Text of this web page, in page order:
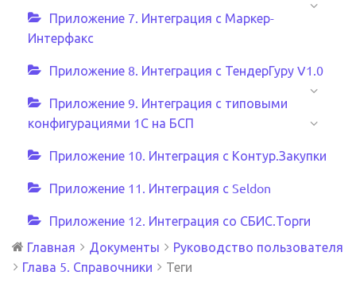
Приложение 7. Интеграция с Маркер-
Интерфакс
Приложение 8. Интеграция с ТендерГуру V1.0
Приложение 9. Интеграция с типовыми
конфигурациями 1С на БСП
Приложение 10. Интеграция с Контур.Закупки
Приложение 11. Интеграция с Seldon
Приложение 12. Интеграция со СБИС.Торги
Главная
Документы
Руководство пользователя
Глава 5. Справочники
Теги